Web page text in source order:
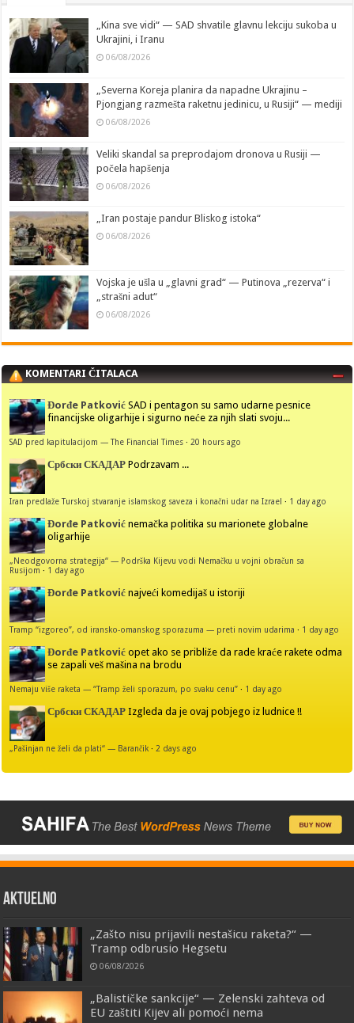
„Kina sve vidi“ — SAD shvatile glavnu lekciju sukoba u
Ukrajini, i Iranu
06/08/2026
„Severna Koreja planira da napadne Ukrajinu –
Pjongjang razmešta raketnu jedinicu, u Rusiji“ — mediji
06/08/2026
Veliki skandal sa preprodajom dronova u Rusiji —
počela hapšenja
06/08/2026
„Iran postaje pandur Bliskog istoka“
06/08/2026
Vojska je ušla u „glavni grad“ — Putinova „rezerva“ i
„strašni adut“
06/08/2026
KOMENTARI ČITALACA
Đorđe Patković SAD i pentagon su samo udarne pesnice
financijske oligarhije i sigurno neće za njih slati svoju...
SAD pred kapitulacijom — The Financial Times · 20 hours ago
Србски СКАДАР Podrzavam ...
Iran predlaže Turskoj stvaranje islamskog saveza i konačni udar na Izrael · 1 day ago
Đorđe Patković nemačka politika su marionete globalne
oligarhije
„Neodgovorna strategija“ — Podrška Kijevu vodi Nemačku u vojni obračun sa
Rusijom · 1 day ago
Đorđe Patković najveći komedijaš u istoriji
Tramp “izgoreo”, od iransko-omanskog sporazuma — preti novim udarima · 1 day ago
Đorđe Patković opet ako se približe da rade kraće rakete odma
se zapali veš mašina na brodu
Nemaju više raketa — “Tramp želi sporazum, po svaku cenu” · 1 day ago
Србски СКАДАР Izgleda da je ovaj pobjego iz ludnice !!
„Pašinjan ne želi da plati“ — Barančik · 2 days ago
AKTUELNO
„Zašto nisu prijavili nestašicu raketa?“ —
Tramp odbrusio Hegsetu
06/08/2026
„Balističke sankcije“ — Zelenski zahteva od
EU zaštiti Kijev ali pomoći nema